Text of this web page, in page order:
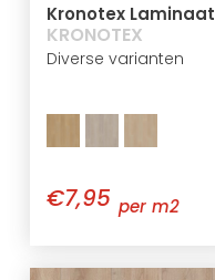
Kronotex Laminaat
KRONOTEX
Diverse varianten
€7,95 per m2